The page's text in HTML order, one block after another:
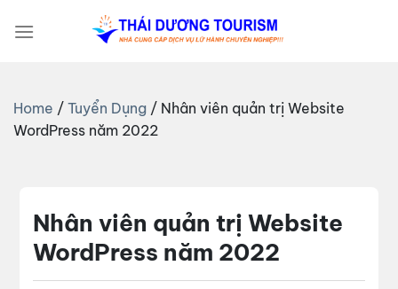
qua
Home / Tuyển Dụng / Nhân viên quản trị Website
WordPress năm 2022
Nhân viên quản trị Website
WordPress năm 2022